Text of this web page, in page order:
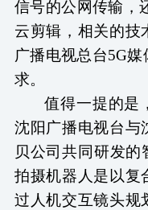
信号的公网传输，
云剪辑，相关的技
广播电视总台5G
求。
值得一提的是，
沈阳广播电视台与
贝公司共同研发的
拍摄机器人是以复
过人机交互镜头规